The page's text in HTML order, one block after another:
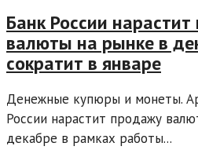
Банк России
валюты на рынке в
сократит в январе
Денежные купюры и монеты.
России нарастит продажу
декабре в рамках работы...